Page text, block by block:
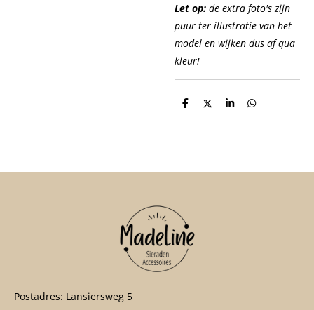
Let op: de extra foto's zijn
puur ter illustratie van het
model en wijken dus af qua
kleur!
D
D
S
D
Postadres: Lansiersweg 5